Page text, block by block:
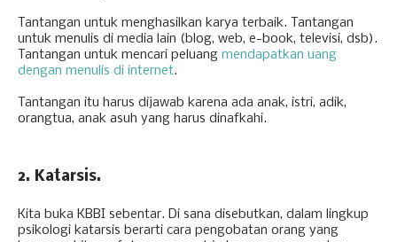
Tantangan untuk menghasilkan karya terbaik. Tantangan
untuk menulis di media lain (blog, web, e-book, televisi, dsb).
Tantangan untuk mencari peluang mendapatkan uang
dengan menulis di internet.
Tantangan itu harus dijawab karena ada anak, istri, adik,
orangtua, anak asuh yang harus dinafkahi.
2. Katarsis.
Kita buka KBBI sebentar. Di sana disebutkan, dalam lingkup
psikologi katarsis berarti cara pengobatan orang yang